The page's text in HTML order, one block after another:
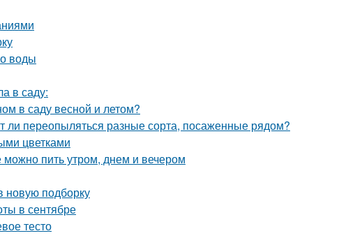
воды
в саду:
в саду весной и летом?
ли переопыляться разные сорта, посаженные рядом?
цветками
пить утром, днем и вечером
новую подборку
в сентябре
тесто